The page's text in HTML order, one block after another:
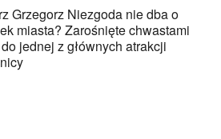
Grzegorz Niezgoda nie dba o
miasta? Zarośnięte chwastami
jednej z głównych atrakcji